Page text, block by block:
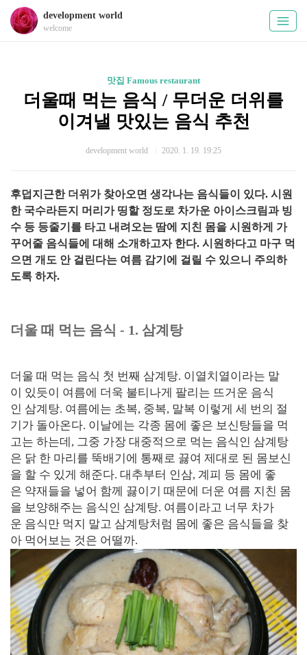
development world
welcome
맛집 Famous restaurant
더울때 먹는 음식 / 무더운 더위를
이겨낼 맛있는 음식 추천
development world 2020. 1. 19. 19:25
후덥지근한 더위가 찾아오면 생각나는 음식들이 있다. 시원
한 국수라든지 머리가 띵할 정도로 차가운 아이스크림과 빙
수 등 등줄기를 타고 내려오는 땀에 지친 몸을 시원하게 가
꾸어줄 음식들에 대해 소개하고자 한다. 시원하다고 마구 먹
으면 개도 안 걸린다는 여름 감기에 걸릴 수 있으니 주의하
도록 하자.
더울 때 먹는 음식 - 1. 삼계탕
더울 때 먹는 음식 첫 번째 삼계탕. 이열치열이라는 말
이 있듯이 여름에 더욱 불티나게 팔리는 뜨거운 음식
인 삼계탕. 여름에는 초복, 중복, 말복 이렇게 세 번의 절
기가 돌아온다. 이날에는 각종 몸에 좋은 보신탕들을 먹
고는 하는데, 그중 가장 대중적으로 먹는 음식인 삼계탕
은 닭 한 마리를 뚝배기에 통째로 끓여 제대로 된 몸보신
을 할 수 있게 해준다. 대추부터 인삼, 계피 등 몸에 좋
은 약재들을 넣어 함께 끓이기 때문에 더운 여름 지친 몸
을 보양해주는 음식인 삼계탕. 여름이라고 너무 차가
운 음식만 먹지 말고 삼계탕처럼 몸에 좋은 음식들을 찾
아 먹어보는 것은 어떨까.